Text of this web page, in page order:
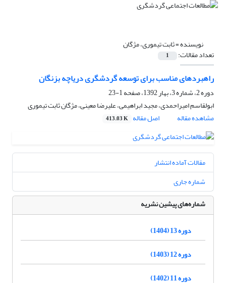
نویسنده =ثابت تیموری، مژگان
تعداد مقالات: 1
راهبردهای مناسب برای توسعه گردشگری دریاچه بزنگان
دوره 2، شماره 3، بهار 1392، صفحه
1-23
ابولقاسم امیراحمدی، مجید ابراهیمی، علیرضا معینی، مژگان ثابت تیموری
مشاهده مقاله
اصل مقاله 413.03 K
مقالات آماده انتشار
شماره جاری
شماره‌های پیشین نشریه
دوره 13 (1404)
دوره 12 (1403)
دوره 11 (1402)